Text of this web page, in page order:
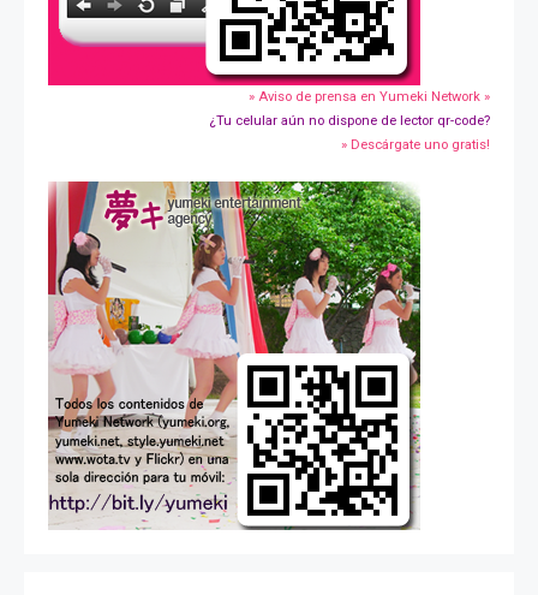
» Aviso de prensa en Yumeki Network »
¿Tu celular aún no dispone de lector qr-code?
» Descárgate uno gratis!